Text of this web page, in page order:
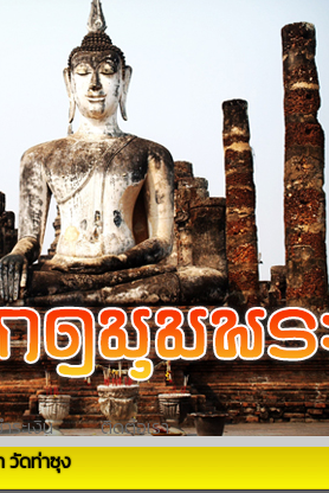
ระเงิน ติดต่อเรา
วัดท่าซุง